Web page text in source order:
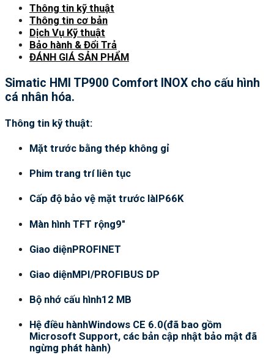
Thông tin kỹ thuật
Thông tin cơ bản
Dịch Vụ Kỹ thuật
Bảo hành & Đổi Trả
ĐÁNH GIÁ SẢN PHẨM
Simatic HMI TP900 Comfort INOX cho cấu hình
cá nhân hóa.
Thông tin kỹ thuật:
Mặt trước bằng thép không gỉ
Phim trang trí liên tục
Cấp độ bảo vệ mặt trước làIP66K
Màn hình TFT rộng9″
Giao diệnPROFINET
Giao diệnMPI/PROFIBUS DP
Bộ nhớ cấu hình12 MB
Hệ điều hànhWindows CE 6.0(đã bao gồm
Microsoft Support, các bản cập nhật bảo mật đã
ngừng phát hành)